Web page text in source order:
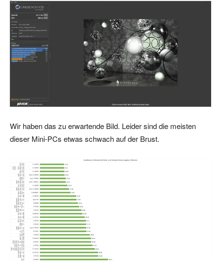
Wir haben das zu erwartende Bild. Leider sind die meisten
dieser Mini-PCs etwas schwach auf der Brust.